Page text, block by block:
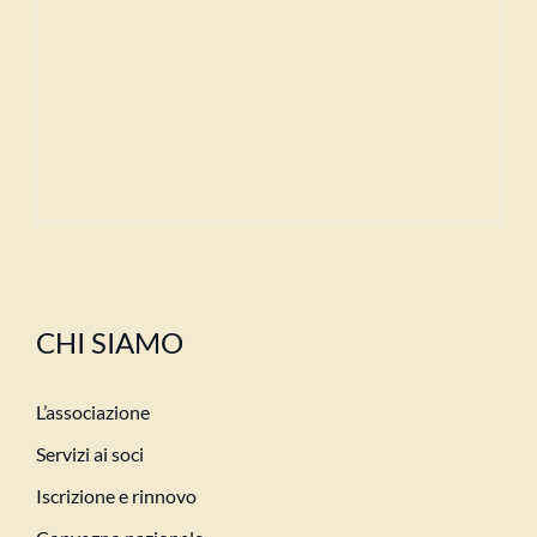
CHI SIAMO
L’associazione
Servizi ai soci
Iscrizione e rinnovo